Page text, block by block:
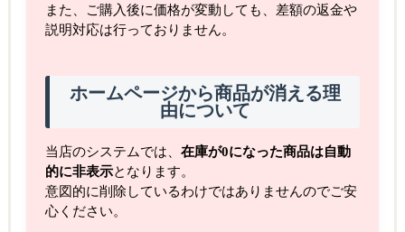
また、ご購入後に価格が変動しても、差額の返金や
説明対応は行っておりません。
ホームページから商品が消える理
由について
当店のシステムでは、 在庫が0になった商品は自動
的に非表示となります。
意図的に削除しているわけではありませんのでご安
心ください。